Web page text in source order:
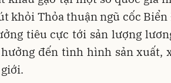
khỏi Thỏa thuận ngũ cốc
tiêu cực tới sản lượng
đến tình hình sản xuất,